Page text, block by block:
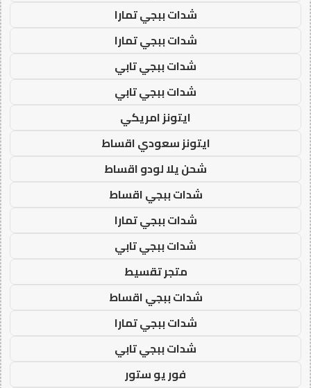
شدات ببجي تمارا
شدات ببجي تمارا
شدات ببجي تابي
شدات ببجي تابي
ايتونز امريكي
ايتونز سعودي اقساط
شحن يلا لودو اقساط
شدات ببجي اقساط
شدات ببجي تمارا
شدات ببجي تابي
متجر تقسيط
شدات ببجي اقساط
شدات ببجي تمارا
شدات ببجي تابي
فور يو ستور